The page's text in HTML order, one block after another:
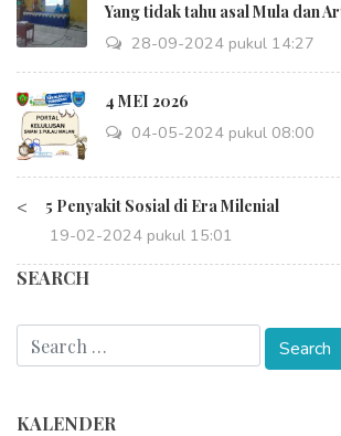
Yang tidak tahu asal Mula dan
28-09-2024 pukul 14:27
4 MEI 2026
04-05-2024 pukul 08:00
< 5 Penyakit Sosial di Era Milenial
19-02-2024 pukul 15:01
SEARCH
KALENDER